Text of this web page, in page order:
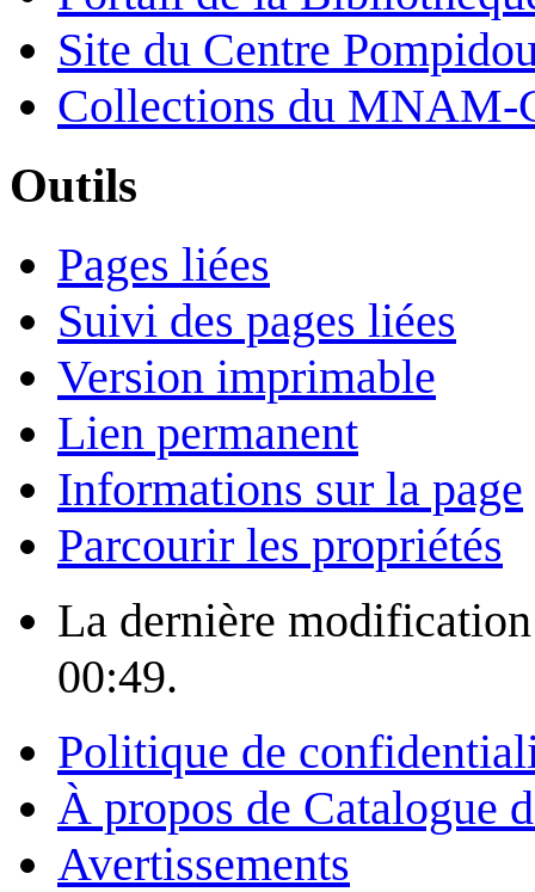
Site du Centre
Collections du MNAM-
Outils
Pages liées
Suivi des pages liées
Version imprimable
Lien permanent
Informations sur la page
Parcourir les propriétés
La dernière
00:49.
Politique de
À propos de Catalogue
Avertissements